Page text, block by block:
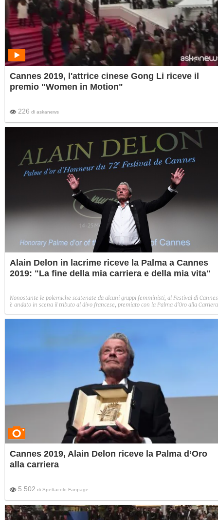
Cannes 2019, l'attrice cinese Gong Li riceve il
premio "Women in Motion"
226 di askanews
Alain Delon in lacrime riceve la Palma a Cannes
2019: "La fine della mia carriera e della mia vita"
Nonostante le polemiche scatenate da alcuni gruppi femministi, al Festival di Cannes
è andato in scena il tributo al divo francese, premiato con la Palma d'Oro alla Carriera
chi non c'è più (soprattutto i grandi amori Romy Schneider e Mireille Darc).
Cannes 2019, Alain Delon riceve la Palma d’Oro
alla carriera
5.502 di Spettacolo Fanpage